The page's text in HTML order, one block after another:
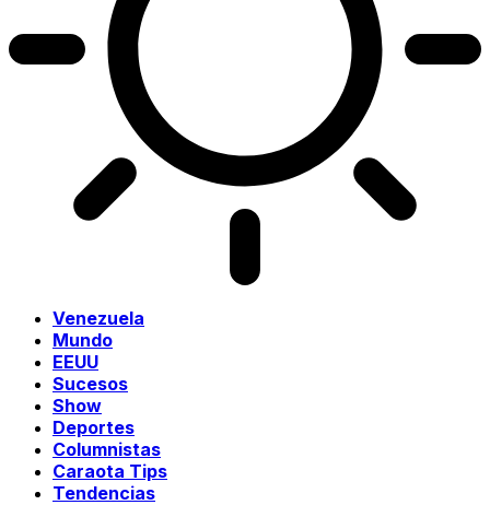
Venezuela
Mundo
EEUU
Sucesos
Show
Deportes
Columnistas
Caraota Tips
Tendencias